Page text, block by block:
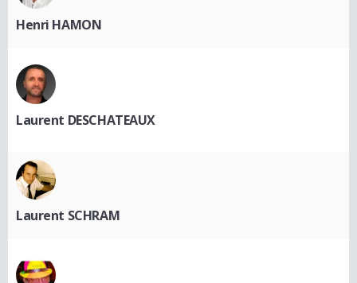
Henri HAMON
Laurent DESCHATEAUX
Laurent SCHRAM